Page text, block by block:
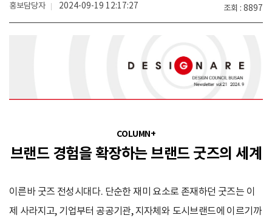
조회 8897
홍보담당자 2024-09-19 12:17:27
COLUMN+
브랜드 경험을 확장하는 브랜드 굿즈의 세계
이른바 굿즈 전성시대다. 단순한 재미 요소로 존재하던 굿즈는 이
제 사라지고, 기업부터 공공기관, 지자체와 도시브랜드에 이르기까